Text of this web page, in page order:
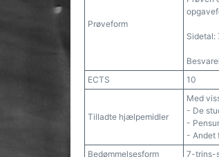
Prøveform
Sidetal:
ECTS
10
Tilladte hjælpemidler
Med
- De
-
- Andet
Bedømmelsesform
7-trins-